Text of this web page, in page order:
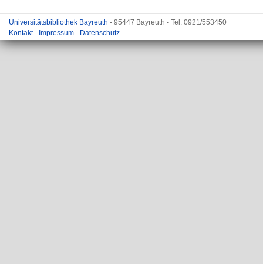
Universitätsbibliothek Bayreuth - 95447 Bayreuth - Tel. 0921/553450
Kontakt- Impressum - Datenschutz